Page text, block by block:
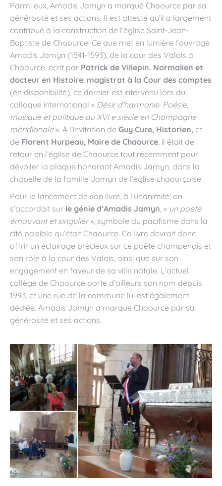
Parmi eux, Amadis Jamyn a marqué Chaource par sa
générosité et ses actions. Il est attesté qu’il a largement
contribué à la construction de l’église Saint-Jean-
Baptiste de Chaource. Ce que met en lumière l’ouvrage
Amadis Jamyn (1541-1593), de la cour des Valois à
Chaource, écrit par Patrick de Villepin. Normalien et
docteur en Histoire, magistrat à la Cour des comptes
(en disponibilité), ce dernier est intervenu lors du
colloque international « Désir d’harmonie. Poésie,
musique et politique au XVI e siècle en Champagne
méridionale». À l’invitation de Guy Cure, Historien, et
de Florent Hurpeau, Maire de Chaource, il était de
retour en l’église de Chaource tout récemment pour
dévoiler la plaque honorant Amadis Jamyn, dans la
chapelle de la famille Jamyn de l’église chaourçoise.
Pour le lancement de son livre, à l’unanimité, on
s’accordait sur le génie d’Amadis Jamyn, « un poète
émouvant et singulier», symbole du pacifisme dans la
cité paisible qu’était Chaource. Ce livre devrait donc
offrir un éclairage précieux sur ce poète champenois et
son rôle à la cour des Valois, ainsi que sur son
engagement en faveur de sa ville natale. L’actuel
collège de Chaource porte d’ailleurs son nom depuis
1993, et une rue de la commune lui est également
dédiée. Amadis Jamyn a marqué Chaource par sa
générosité et ses actions.